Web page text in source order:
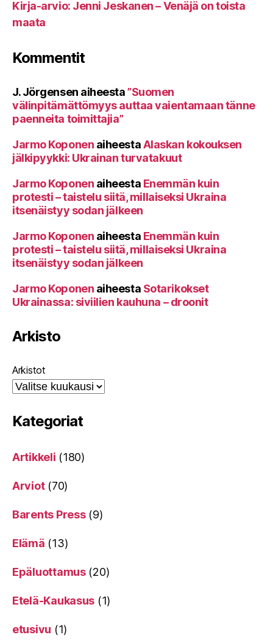
Kirja-arvio: Jenni Jeskanen – Venäjä on toista
maata
Kommentit
J. Jörgensen aiheesta”Suomen
välinpitämättömyys auttaa vaientamaan tänne
paenneita toimittajia”
Jarmo Koponen aiheestaAlaskan kokouksen
jälkipyykki: Ukrainan turvatakuut
Jarmo Koponen aiheesta Enemmän kuin
protesti – taistelu siitä, millaiseksi Ukraina
itsenäistyy sodan jälkeen
Jarmo Koponen aiheesta Enemmän kuin
protesti – taistelu siitä, millaiseksi Ukraina
itsenäistyy sodan jälkeen
Jarmo Koponen aiheesta Sotarikokset
Ukrainassa: siviilien kauhuna – droonit
Arkisto
Arkistot
Kategoriat
Artikkeli (180)
Arviot(70)
Barents Press(9)
Elämä (13)
Epäluottamus(20)
Etelä-Kaukasus (1)
etusivu (1)